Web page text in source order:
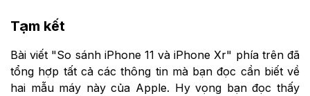
Tạm kết
Bài viết "So sánh iPhone 11 và iPhone Xr" phía trên đã
tổng hợp tất cả các thông tin mà bạn đọc cần biết về
hai mẫu máy này của Apple. Hy vọng bạn đọc thấy